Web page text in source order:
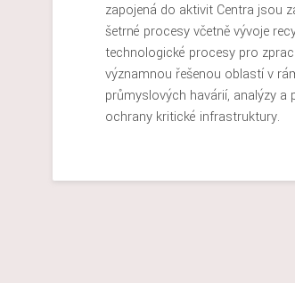
zapojená do aktivit Centra jsou
šetrné procesy včetně vývoje
technologické procesy pro
významnou řešenou oblastí v
průmyslových havárií, analýzy a
ochrany kritické infrastruktury.